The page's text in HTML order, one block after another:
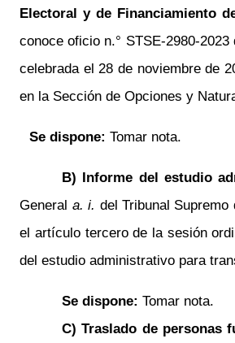
Electoral y de Financiamiento
conoce oficio n.° STSE-2980-
celebrada el 28 de noviembre de
en la Sección de Opciones y
Se dispone: Tomar nota.
B) Informe del estudio
General a. i. del Tribunal
el artículo tercero de la sesión
del estudio administrativo para
Se dispone: Tomar nota.
C) Traslado de personas